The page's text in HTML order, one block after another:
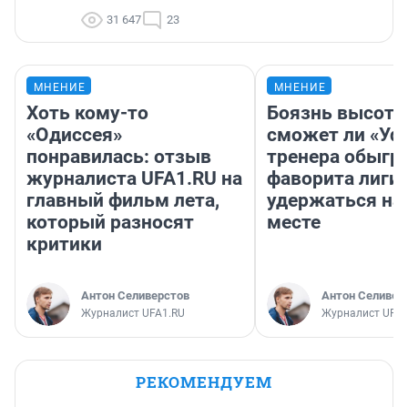
31 647 23
МНЕНИЕ
Хоть кому-то
«Одиссея»
понравилась: отзыв
журналиста UFA1.RU на
главный фильм лета,
который разносят
критики
Антон Селиверстов
Журналист UFA1.RU
МНЕНИЕ
Боязнь
сможет ли
тренера
фаворита лиги
удержаться
месте
Антон
Журналист
РЕКОМЕНДУЕМ